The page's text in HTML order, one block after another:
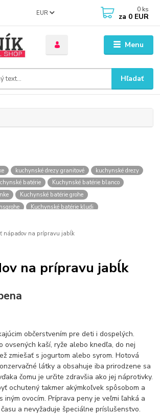
Menu
EUR
Hľadať
0 ks
za 0 EUR
kuchynské drezy granitové
kuchynské drezy
batérie
Kuchynské batérie blanco
Kuchynské batérie grohe
Kuchynské batérie kludi
kuchynské batérie
batérie do kúpelne kuchynske
drez
vodovodné batérie do steny
sprchový záves
vodovodná batéria
vaňa retro
voľne stojaca vaňa
tovaru pre firmy bez DPH
Bez DPH
Ako znížiť náklady na firmu
szco nakup bez dph
na firmu bez dph
nákup bez dph v eu ň
nápadov na prípravu jabĺk
na prípravu jabĺk
občerstvením pre deti i dospelých.
ovsených kaší, ryže alebo knedľa, do nej
zmiešať s jogurtom alebo syrom. Hotová
látky a obsahuje iba prirodzene sa
čomu je určite zdravšia ako jej náprotivky.
ochutený takmer akýmkoľvek spôsobom a
iným ovocím. Príprava peny je veľmi ľahká a
a nevyžaduje špeciálne príslušenstvo.